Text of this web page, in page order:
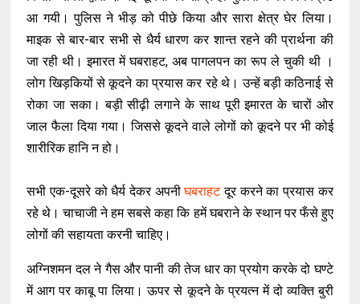
आ गयी। पुलिस ने भीड़ को पीछे किया और सारा क्षेत्र घेर लिया।
माइक से बार-बार सभी से धैर्य धारण कर शान्त रहने की प्रार्थना की
जा रही थी। इमारत में घबराहट, अब पागलपन का रूप ले चुकी थी ।
लोग खिड़कियों से कूदने का प्रयास कर रहे थे। उन्हें बड़ी कठिनाई से
रोका जा सका। बड़ी सीढ़ी लगाने के साथ पूरी इमारत के चारों ओर
जाल फैला दिया गया। जिससे कूदने वाले लोगों को कूदने पर भी कोई
शारीरिक हानि न हो।
सभी एक-दूसरे को धैर्य देकर अपनीघबराहटदूर करने का प्रयास कर
रहे थे। चाचाजी ने हम सबसे कहा कि हमें घबराने के स्थान पर फँसे हुए
लोगों की सहायता करनी चाहिए।
अग्निशमन दल ने गैस और पानी की तेज धार का प्रयोग करके दो घण्टे
में आग पर काबू पा लिया। ऊपर से कूदने के प्रयत्न में दो व्यक्ति बुरी